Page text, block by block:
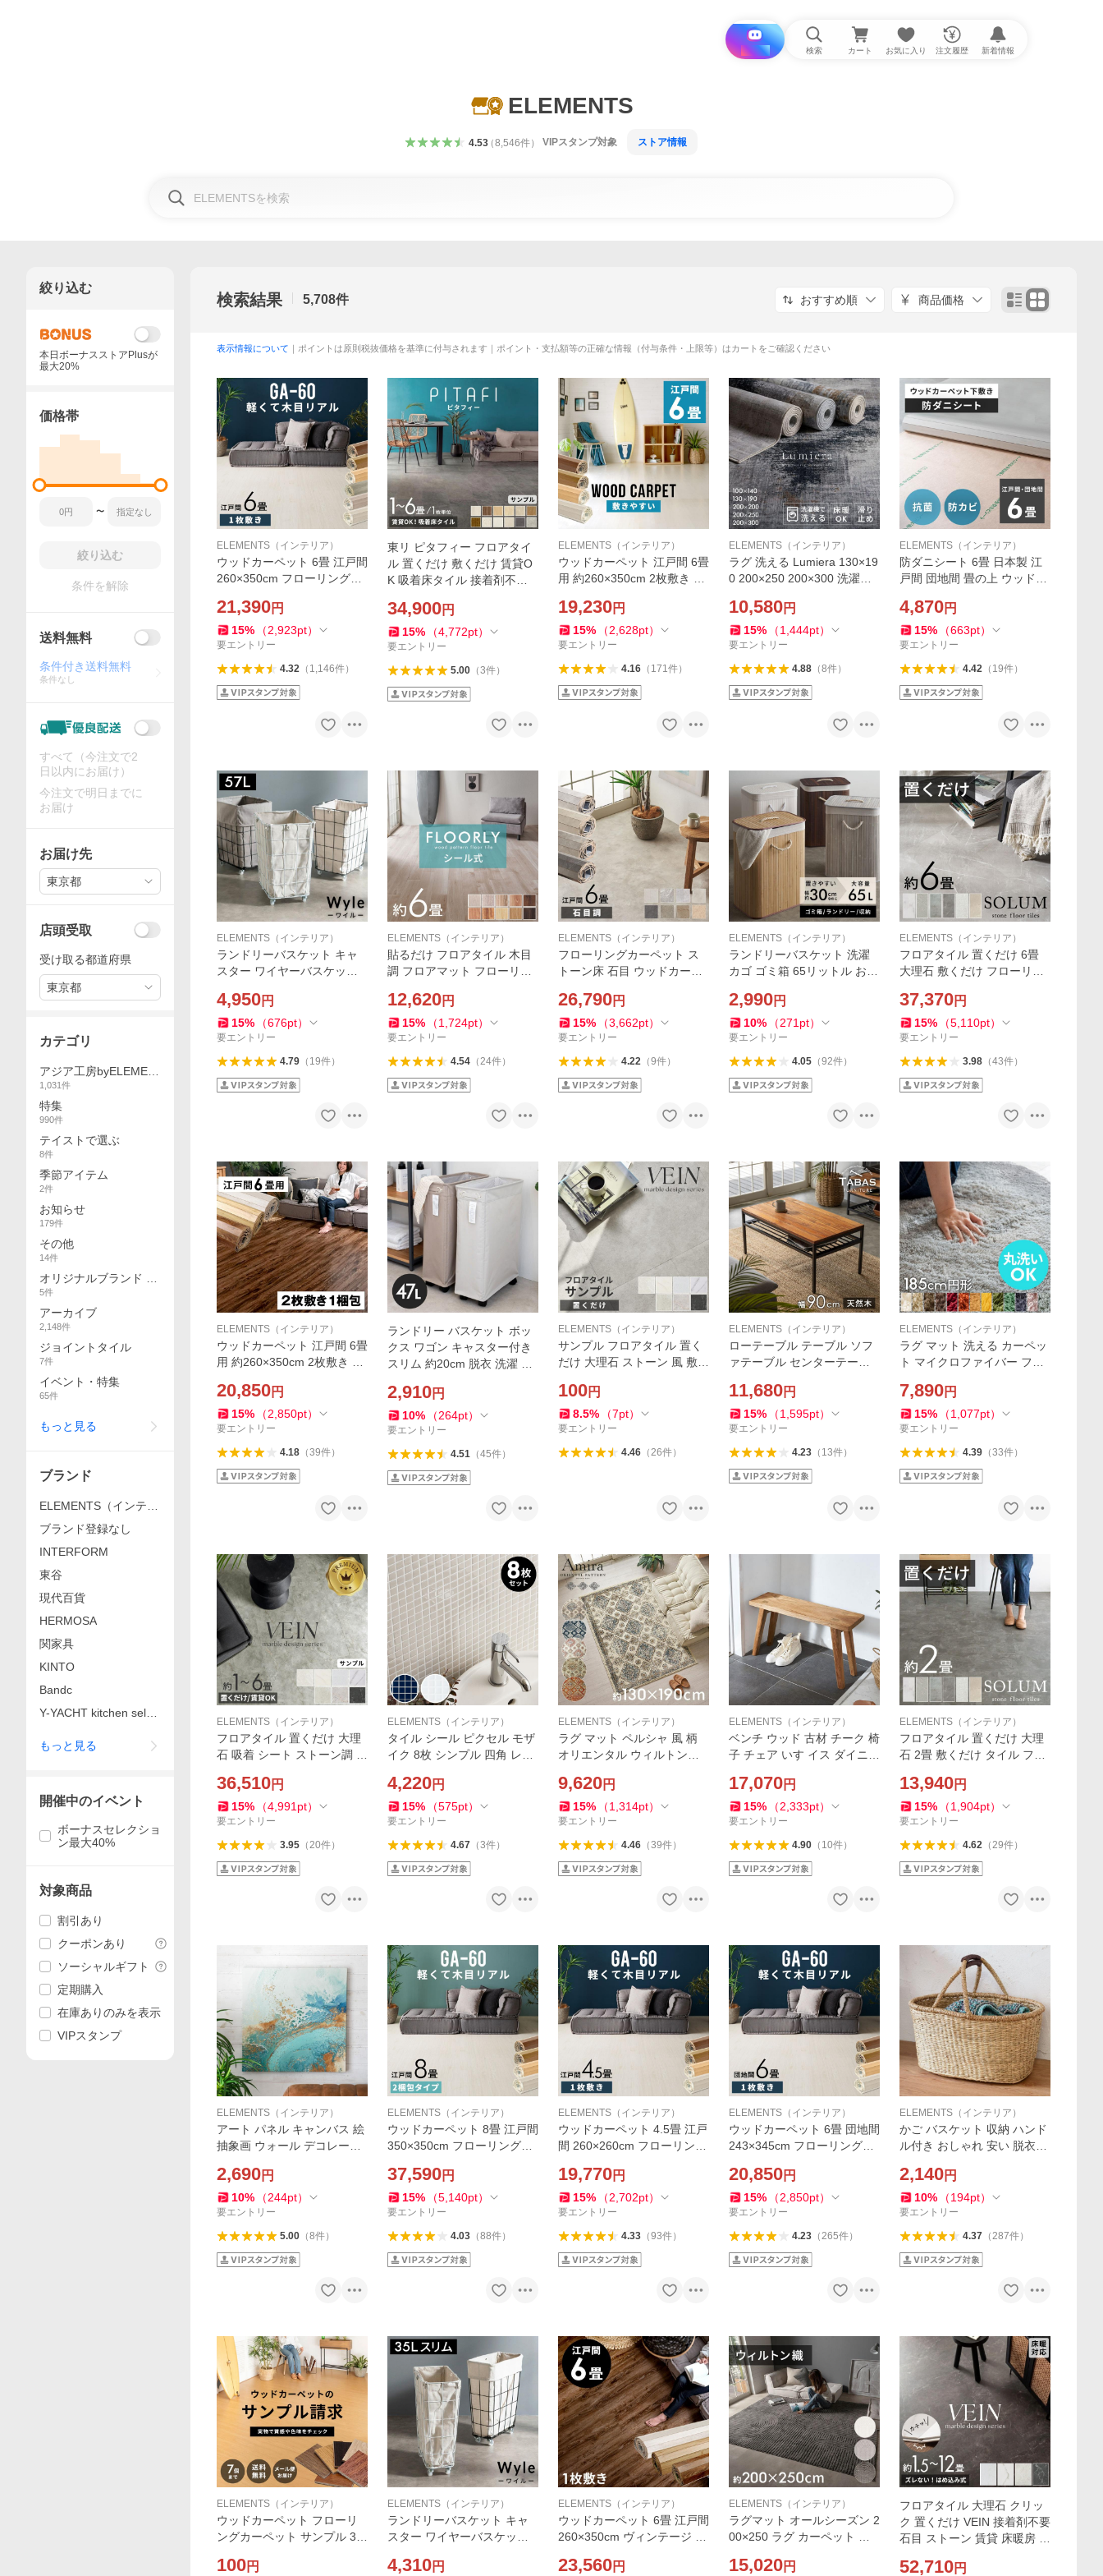
i と探す 検索 カート お気に入り 注文履歴 新着情報
ELEMENTS
4.53（8,546件） VIPスタンプ対象 ストア情報
検索結果 5,708件 おすすめ順 商品価格
表示情報について ｜ポイントは原則税抜価格を基準に付与されます｜ポイント・支払額等の正確な情報（付与条件・上限等）はカートをご確認ください
ELEMENTS（インテリア）
ウッドカーペット 6畳 江戸間
260×350cm フローリングカ
だけ 床材 リフォーム 1梱包
cpt-ga-60-e60
21,390円
15% （2,923pt）
要エントリー
4.32（ 1,146件）
東リ ピタフィー フロアタイ
ル 置くだけ 敷くだけ 賃貸O
K 吸着床タイル 接着剤不要
復 床材 フローリング 1畳 2
畳 4畳 6畳 94893
34,900円
15% （4,772pt）
要エントリー
5.00（3件）
ELEMENTS（インテリア）
ウッドカーペット 江戸間 6畳
用 約260×350cm 2枚敷き 1
ーペット 軽量 DIY 簡単 敷く
だけ 床材 w-ga-60-e60
19,230円
15% （2,628pt）
要エントリー
4.16（ 171件）
ELEMENTS（インテリア）
ラグ 洗える Lumiera 130×19
0 200×250 200×300 洗濯機
カーペット対応 おしゃれ 84
412
10,580円
15% （1,444pt）
要エントリー
4.88（8件）
ELEMENTS（インテリア）
防ダニシート 6畳 日本製 江
戸間 団地間 畳の上 ウッドカ
約105×260cm 4枚入 stc-844
01-E60
4,870円
15% （663pt）
要エントリー
4.42（ 19件）
ELEMENTS（インテリア）
ランドリーバスケット キャ
スター ワイヤーバスケット
ット 収納 スチール 内布 洗濯
物入れ 北欧 リゾート インテ
リア 西海岸 64120
4,950円
15% （676pt）
要エントリー
4.79（ 19件）
ELEMENTS（インテリア）
貼るだけ フロアタイル 木目
調 フロアマット フローリン
シート 6畳 72枚 床 簡単 おし
ゃれ 北欧 インテリア 西海岸
set72-85001
12,620円
15% （1,724pt）
要エントリー
4.54（24件）
ELEMENTS（インテリア）
フローリングカーペット ス
トーン床 石目 ウッドカーペ
貸 リフォーム おしゃれ 北欧
リゾート インテリア 西海岸
ga60-e60-sd
26,790円
15% （3,662pt）
要エントリー
4.22（9件）
ELEMENTS（インテリア）
ランドリーバスケット 洗濯
カゴ ゴミ箱 65リットル おし
き 洗濯かご ランドリーボッ
クス 収納バスケット Lスタン
ダード 6530
2,990円
10% （271 pt）
要エントリー
4.05（92件）
ELEMENTS（インテリア）
フロアタイル 置くだけ 6畳
大理石 敷くだけ フローリン
ーペット DIY リフォーム マ
ーブル 54枚セット 6畳 トイ
レ 玄関 set54-84
37,370円
15% （5,110pt）
要エントリー
3.98（43件）
ELEMENTS（インテリア）
ウッドカーペット 江戸間 6畳
用 約260×350cm 2枚敷き 1
ローリングカーペット 軽量
DIY 簡単 敷くだけ 床材 w-ga
-60-e60-
20,850円
15% （2,850pt）
要エントリー
4.18（39件）
ランドリー バスケット ボッ
クス ワゴン キャスター付き
スリム 約20cm 脱衣 洗濯 か
しゃれ 北欧 ナチュラル 西海
岸 67010
2,910円
10% （264pt）
要エントリー
4.51（45件）
ELEMENTS（インテリア）
サンプル フロアタイル 置く
だけ 大理石 ストーン 風 敷く
ート マット インテリア 北欧
DIY リフォーム トイレ 玄関
84251-sample
100円
8.5% （7pt）
要エントリー
4.46（26件）
ELEMENTS（インテリア）
ローテーブル テーブル ソフ
ァテーブル センターテーブ
木 アイアンフレーム スチー
ル 北欧 在宅勤務 63061
11,680円
15% （1,595pt）
要エントリー
4.23（ 13件）
ELEMENTS（インテリア）
ラグ マット 洗える カーペッ
ト マイクロファイバー フラ
り止め 厚手 ホットカーペッ
ト 床暖房対応 シャギー b100
-185r
7,890円
15% （1,077pt）
要エントリー
4.39（33件）
ELEMENTS（インテリア）
フロアタイル 置くだけ 大理
石 吸着 シート ストーン調 貼
約 6畳 トイレ 玄関 マーブル
インテリア DIY 模様替え 西
海岸 84251
36,510円
15% （4,991 pt）
要エントリー
3.95（20件）
ELEMENTS（インテリア）
タイル シール ピクセル モザ
イク 8枚 シンプル 四角 レト
ッカー デコレーション リメ
イク インテリア 壁材 西海岸
61730-8
4,220円
15% （575pt）
要エントリー
4.67（3件）
ELEMENTS（インテリア）
ラグ マット ペルシャ 風 柄
オリエンタル ウィルトン織
エスニック モロッカン カー
ペット おしゃれ 敷物 Amira
アミーラ ob-eg830
9,620円
15% （1,314pt）
要エントリー
4.46（39件）
ELEMENTS（インテリア）
ベンチ ウッド 古材 チーク 椅
子 チェア いす イス ダイニン
花台 飾り台 玄関 おしゃれ 北
欧 家具 西海岸 14010
17,070円
15% （2,333pt）
要エントリー
4.90（ 10件）
ELEMENTS（インテリア）
フロアタイル 置くだけ 大理
石 2畳 敷くだけ タイル フロ
DIY リフォーム 天然石 マー
ブル マット 18枚セット トイ
レ 玄関 set18-84
13,940円
15% （1,904pt）
要エントリー
4.62（29件）
ELEMENTS（インテリア）
アート パネル キャンバス 絵
抽象画 ウォール デコレーシ
水彩 風 アブストラクト おし
ゃれ モダン 北欧 インテリア
67060
2,690円
10% （244pt）
要エントリー
5.00（8件）
ELEMENTS（インテリア）
ウッドカーペット 8畳 江戸間
350×350cm フローリングカ
だけ 床材 リフォーム 2梱包
cpt-ga-60-e80
37,590円
15% （5,140pt）
要エントリー
4.03（88件）
ELEMENTS（インテリア）
ウッドカーペット 4.5畳 江戸
間 260×260cm フローリング
くだけ 床材 リフォーム 1梱
包 cpt-ga-60-e45
19,770円
15% （2,702pt）
要エントリー
4.33（93件）
ELEMENTS（インテリア）
ウッドカーペット 6畳 団地間
243×345cm フローリングカ
だけ 床材 リフォーム 1梱包
cpt-ga-60-d60
20,850円
15% （2,850pt）
要エントリー
4.23（265件）
ELEMENTS（インテリア）
かご バスケット 収納 ハンド
ル付き おしゃれ 安い 脱衣所
ピクニック レジャー オーバ
ル型 アジア工房 vn50563
2,140円
10% （194pt）
要エントリー
4.37（287件）
ELEMENTS（インテリア）
ウッドカーペット フローリ
ングカーペット サンプル 3畳
本間 sample
100円
ELEMENTS（インテリア）
ランドリーバスケット キャ
スター ワイヤーバスケット
ット 収納 スチール 内布 洗濯
4,310円
ELEMENTS（インテリア）
ウッドカーペット 6畳 江戸間
260×350cm ヴィンテージ ビ
ペット DIY 簡単 敷くだけ 床
23,560円
ELEMENTS（インテリア）
ラグマット オールシーズン 2
00×250 ラグ カーペット ウ
カーペット対応 絨毯 おしゃ
15,020円
フロアタイル 大理石 クリッ
ク 置くだけ VEIN 接着剤不要
石目 ストーン 賃貸 床暖房 防
単 DIY 白 黒 コンクリート調
52,710円
絞り込む
本日ボーナスストアPlusが
最大20%
価格帯
〜
絞り込む
条件を解除
送料無料
条件付き送料無料
条件なし
すべて（今注文で2
日以内にお届け）
今注文で明日までに
お届け
お届け先
東京都
店頭受取
受け取る都道府県
東京都
カテゴリ
アジア工房byELEMEN
TS
1,031件
特集
990件
テイストで選ぶ
8件
季節アイテム
2件
お知らせ
179件
その他
14件
オリジナルブランド E
BY ELEMENTS
5件
アーカイブ
2,148件
ジョイントタイル
7件
イベント・特集
65件
もっと見る
ブランド
ELEMENTS（インテリ
ア）
ブランド登録なし
INTERFORM
東谷
現代百貨
HERMOSA
関家具
KINTO
Bandc
Y-YACHT kitchen selec
もっと見る
開催中のイベント
ボーナスセレクショ
ン最大40%
対象商品
割引あり
クーポンあり
ソーシャルギフト
定期購入
在庫ありのみを表示
VIPスタンプ